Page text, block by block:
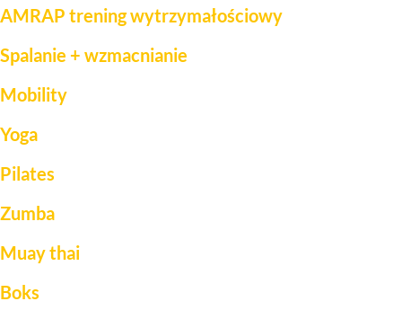
AMRAP trening wytrzymałościowy
Spalanie + wzmacnianie
Mobility
Yoga
Pilates
Zumba
Muay thai
Boks